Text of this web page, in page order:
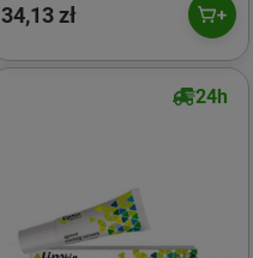
34,13 zł
24h